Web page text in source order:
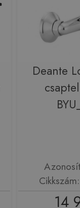
Deante
14